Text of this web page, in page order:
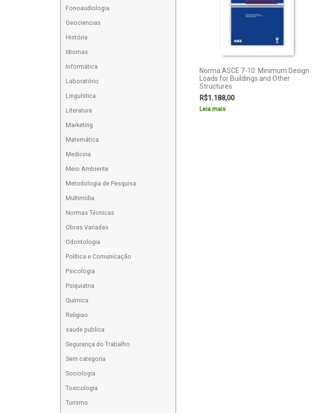
Norma ASCE 7-10: Minimum Design
Loads for Buildings and Other
Structures
R$1.188,00
Leia mais
Fonoaudiologia
Geociencias
História
Idiomas
Informática
Laboratório
Linguística
Literatura
Marketing
Matemática
Medicina
Meio Ambiente
Metodologia de Pesquisa
Multimídia
Normas Técnicas
Obras Variadas
Odontologia
Política e Comunicação
Psicologia
Psiquiatria
Química
Religiao
saude publica
Segurança do Trabalho
Sem categoria
Sociologia
Toxicologia
Turismo